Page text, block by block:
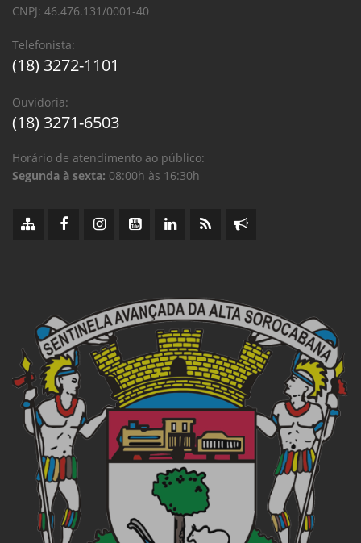
CNPJ: 46.476.131/0001-40
Telefonista:
(18) 3272-1101
Ouvidoria:
(18) 3271-6503
Horário de atendimento ao público:
Segunda à sexta: 08:00h às 16:30h